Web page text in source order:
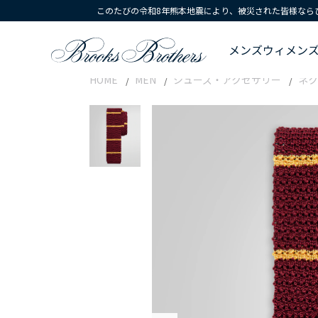
このたびの令和8年熊本地震により、被災された皆様な
メンズウィメン
HOME MEN シューズ・アクセサリー ネ